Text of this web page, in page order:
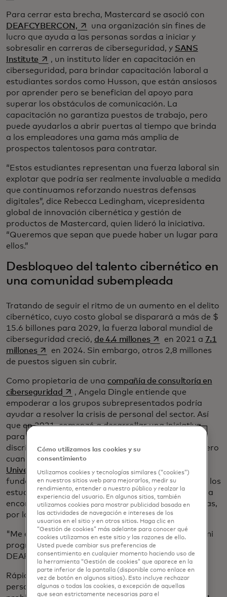
Para cerrar esta brecha, Mastercard se asoció con
DEAFCYBERCON, se abre en una pestaña nueva
una organización sin fines de
lucro que ayuda a las personas sordas a iniciar y
sobresalir en carreras de ciberseguridad, y SANS
Institute se abre en una pestaña nueva
, un instituto líder en capacitación en
ciberseguridad, para brindar capacitación laboral a
estudiantes sordos como Husson, que están ansiosos
por aprender pero se benefician del apoyo para
superar los obstáculos de comunicación. La
capacitación no garantiza puestos de trabajo, pero
puede ayudarlos a abrir puertas al tiempo que brinda
a los empleadores una gama más amplia de
prospectos talentosos para contratar.
“Estos estudiantes representan una fuerza laboral sin
explotar que podría ser realmente invaluable a medida
que continuamos reforzando nuestras defensas
digitales”, dice Rebecca Ledingham, vicepresidenta
global de innovación cibernética y gestión de
productos de Mastercard, quien lideró la iniciativa.
“Queremos que sepan que puede haber un lugar para
ellos.”
Desbloqueo del talento cibernético en
una comunidad subempleada
Tratando de seguir el ritmo de un aumento en el delito
cibernético, cuyo costo global se disparará a más de $
15.6 billones para 2029, la fuerza laboral mundial de
ciberseguridad creció, de 4.4 millonesse abre en una
en 2021 a 7.1
millonesse abre en una pestaña nueva
en 2024. Sin embargo, otros 2,8 millones
de puestos siguen sin cubrir.
Como propietaria de una compañía de consultoría en
ciberseguridad se abre en una pestaña nueva
, Angela Dingle entiende que
empoderar a los grupos subrepresentados podría
ayudar a resolver la crisis de personal del sector. Así
que en 2021, comenzó a desarrollar una iniciativa
para ayudar a las mujeres de color a superar la
discriminación en la contratación en este campo. Pero
cuando le comentó la idea a un colega de
Universidad Gallaudet se abre en una pestaña nueva
de Washington, D.C.,
fundada para estudiantes sordos, se enteró de que los
estudiantes sordos tienen aún más dificultades para
encontrar trabajo. Dingle tiene dos hermanas sordas,
por lo que el comentario le tocó de cerca.
"Me enojó tanto que decidí cambiar el enfoque de mi
programa", dice Dingle. "Lo renombré
DEAFCYBERCON".
Rápidamente aprendió que, de los 11 millones de
personas en los EE. UU. que son sordas o tienen
Cómo utilizamos las cookies y su
consentimiento
Utilizamos cookies y tecnologías similares (“cookies”)
en nuestros sitios web para mejorarlos, medir su
rendimiento, entender a nuestro público y realzar la
experiencia del usuario. En algunos sitios, también
utilizamos cookies para mostrar publicidad basada en
las actividades de navegación e intereses de los
usuarios en el sitio y en otros sitios. Haga clic en
“Gestión de cookies” más adelante para conocer qué
cookies utilizamos en este sitio y las razones de ello.
Usted puede cambiar sus preferencias de
consentimiento en cualquier momento haciendo uso de
la herramienta “Gestión de cookies” que aparece en la
parte inferior de la pantalla (disponible como enlace en
vez de botón en algunos sitios). Esto incluye rechazar
algunas o todas las cookies, a excepción de aquellas
que sean estrictamente necesarias para el